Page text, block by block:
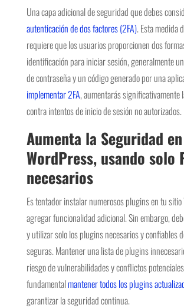
Una capa adicional de seguridad que debes
autenticación de dos factores (2FA). Esta medida
requiere que los usuarios proporcionen dos
identificación para iniciar sesión, generalmente
de contraseña y un código generado por una
implementar 2FA, aumentarás significativamente
contra intentos de inicio de sesión no autorizados.
Aumenta la Seguridad en
WordPress, usando solo
necesarios
Es tentador instalar numerosos plugins en tu
agregar funcionalidad adicional. Sin embargo,
y utilizar solo los plugins necesarios y confiables
seguras. Mantener una lista de plugins
riesgo de vulnerabilidades y conflictos
fundamentalmantener todos los plugins
garantizar la seguridad continua.